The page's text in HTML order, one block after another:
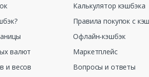
валют
и весов
Калькулятор кэшбэка
Правила покупок с
Офлайн-кэшбэк
Маркетплейс
Вопросы и ответы